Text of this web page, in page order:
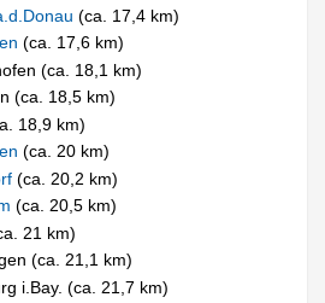
(ca. 17,4 km)
(ca. 17,6 km)
(ca. 18,1 km)
(ca. 18,5 km)
18,9 km)
(ca. 20 km)
(ca. 20,2 km)
(ca. 20,5 km)
21 km)
(ca. 21,1 km)
i.Bay. (ca. 21,7 km)